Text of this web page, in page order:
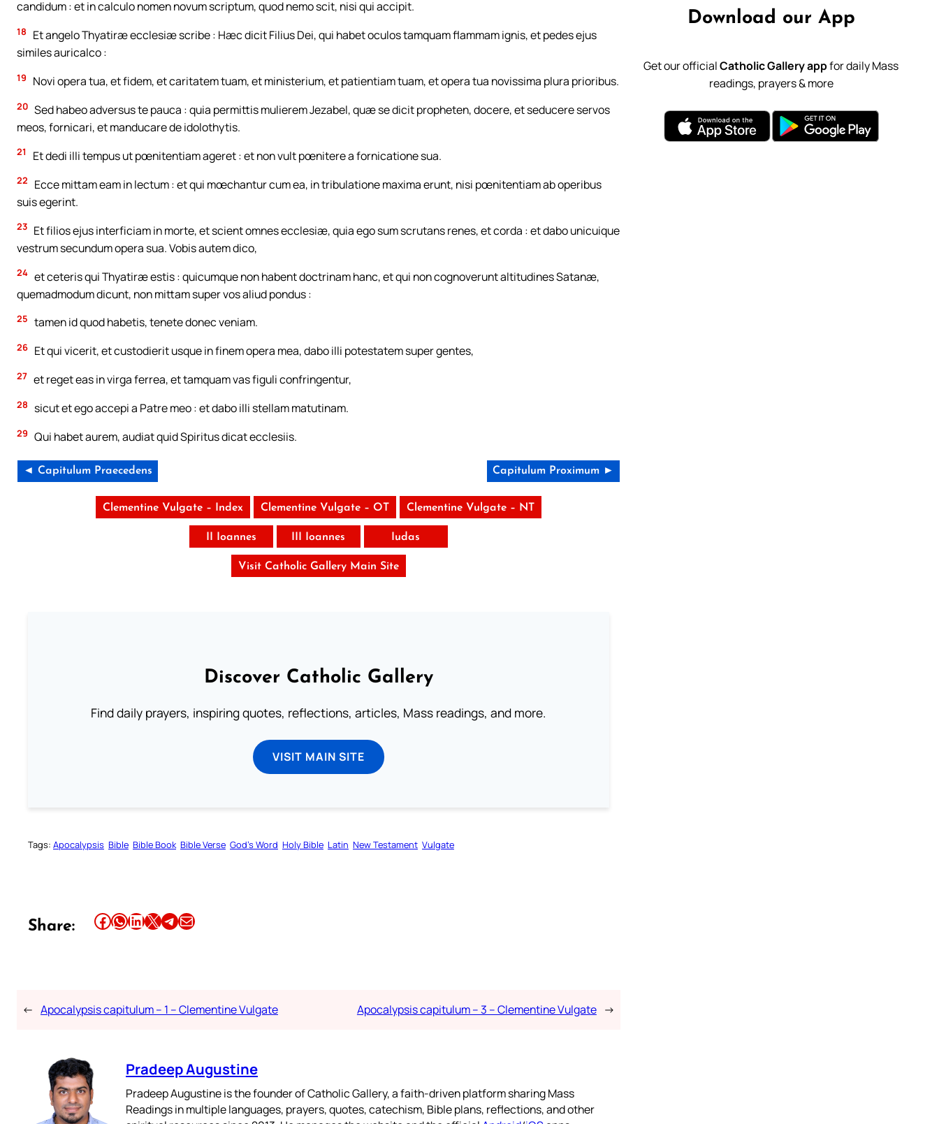
candidum : et in calculo nomen novum scriptum, quod nemo scit, nisi qui accipit.
18
Et angelo Thyatiræ ecclesiæ scribe : Hæc dicit Filius Dei, qui habet oculos tamquam flammam ignis, et pedes ejus
similes auricalco :
19 Novi opera tua, et fidem, et caritatem tuam, et ministerium, et patientiam tuam, et opera tua novissima plura prioribus.
20 Sed habeo adversus te pauca : quia permittis mulierem Jezabel, quæ se dicit propheten, docere, et seducere servos
meos, fornicari, et manducare de idolothytis.
21 Et dedi illi tempus ut pœnitentiam ageret : et non vult pœnitere a fornicatione sua.
22
Ecce mittam eam in lectum : et qui mœchantur cum ea, in tribulatione maxima erunt, nisi pœnitentiam ab operibus
suis egerint.
23 Et filios ejus interficiam in morte, et scient omnes ecclesiæ, quia ego sum scrutans renes, et corda : et dabo unicuique
vestrum secundum opera sua. Vobis autem dico,
24 et ceteris qui Thyatiræ estis : quicumque non habent doctrinam hanc, et qui non cognoverunt altitudines Satanæ,
quemadmodum dicunt, non mittam super vos aliud pondus :
25 tamen id quod habetis, tenete donec veniam.
26 Et qui vicerit, et custodierit usque in finem opera mea, dabo illi potestatem super gentes,
27 et reget eas in virga ferrea, et tamquam vas figuli confringentur,
28 sicut et ego accepi a Patre meo : et dabo illi stellam matutinam.
29 Qui habet aurem, audiat quid Spiritus dicat ecclesiis.
◄ Capitulum Praecedens Capitulum Proximum ►
Clementine Vulgate – Index Clementine Vulgate – OT Clementine Vulgate – NT
II Ioannes III Ioannes Iudas
Visit Catholic Gallery Main Site
Discover Catholic Gallery
Find daily prayers, inspiring quotes, reflections, articles, Mass readings, and more.
VISIT MAIN SITE
Tags: Apocalypsis Bible Bible Book Bible Verse God’s Word Holy Bible Latin New Testament Vulgate
Share: Share this article on Facebook Share this article on WhatsApp Share this article on LinkedIn Share this article on X Share this article on TelegramEmail this Article
← Apocalypsis capitulum – 1 – Clementine Vulgate Apocalypsis capitulum – 3 – Clementine Vulgate →
Pradeep Augustine
Pradeep Augustine is the founder of Catholic Gallery, a faith-driven platform sharing Mass
Readings in multiple languages, prayers, quotes, catechism, Bible plans, reflections, and other
Download our App
Get our officialCatholic Gallery appfor daily Mass
readings, prayers & more